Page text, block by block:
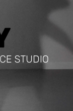
STUDIO